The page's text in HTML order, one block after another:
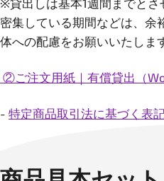
※貸出しは基本1週間までと
密集している期間などは、余
体への配慮をお願いいたしま
②ご注文用紙｜有償貸出（
- 特定商品取引法に基づく表